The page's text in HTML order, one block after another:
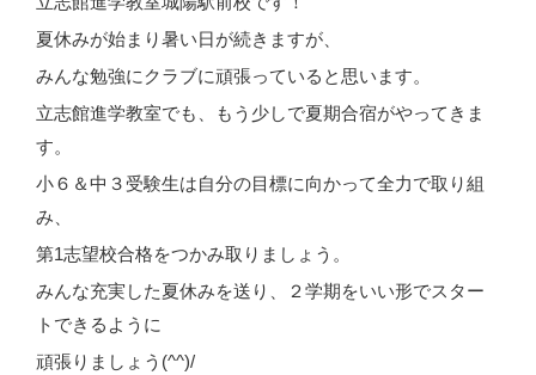
夏休みが始まり暑い日が続きますが、
みんな勉強にクラブに頑張っていると思います。
立志館進学教室でも、もう少しで夏期合宿がやってきま
す。
小６＆中３受験生は自分の目標に向かって全力で取り組
み、
第1志望校合格をつかみ取りましょう。
みんな充実した夏休みを送り、２学期をいい形でスター
トできるように
頑張りましょう(^^)/